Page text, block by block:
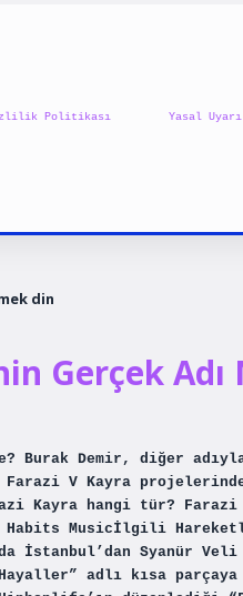
Politikası Yasal Uyarı
din
Gerçek Adı
Burak Demir, diğer
Farazi V Kayra
Kayra hangi tür?
Musicİlgili
İstanbul’dan Syanür
adlı kısa parçaya